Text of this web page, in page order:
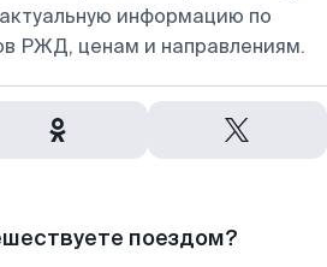
информацию по
РЖД, ценам и направлениям.
поездом?